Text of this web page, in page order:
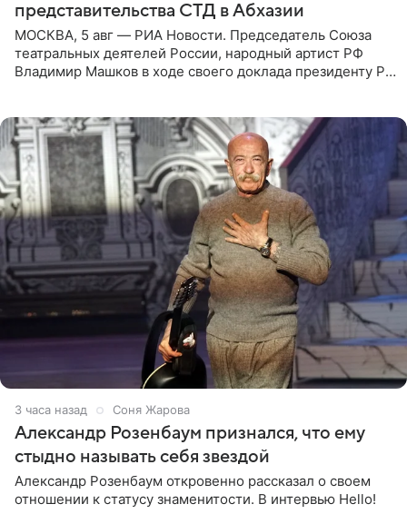
представительства СТД в Абхазии
МОСКВА, 5 авг — РИА Новости. Председатель Союза
театральных деятелей России, народный артист РФ
Владимир Машков в ходе своего доклада президенту РФ
3 часа назад Соня Жарова
Александр Розенбаум признался, что ему
стыдно называть себя звездой
Александр Розенбаум откровенно рассказал о своем
отношении к статусу знаменитости. В интервью Hello!